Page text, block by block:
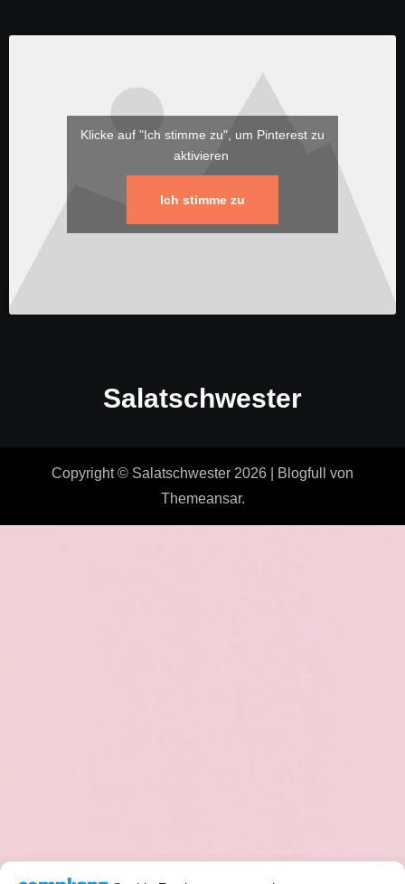
Klicke auf "Ich stimme zu", um Pinterest zu
aktivieren
Ich stimme zu
Salatschwester
Copyright © Salatschwester 2026 Blogfull
von
Themeansar.